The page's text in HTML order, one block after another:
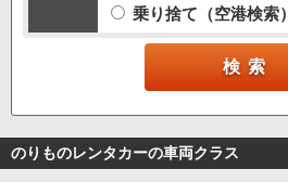
乗り捨て（空港検索）
のりものレンタカーの車両クラス